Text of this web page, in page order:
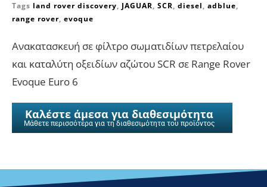
Tags land rover discovery, JAGUAR, SCR, diesel, adblue,
range rover, evoque
Ανακατασκευή σε φίλτρο σωματιδίων πετρελαίου
και καταλύτη οξειδίων αζώτου SCR σε Range Rover
Evoque Euro 6
Καλέστε άμεσα για διαθεσιμότητα
Μάθετε περισσότερα για τη διαθεσιμότητα του προϊόντος